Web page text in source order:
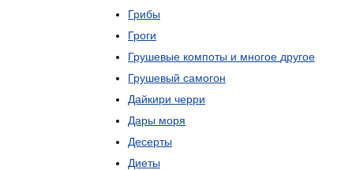
Грибы
Гроги
Грушевые компоты и многое другое
Грушевый самогон
Дайкири черри
Дары моря
Десерты
Диеты